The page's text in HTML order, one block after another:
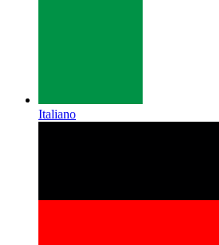
Italiano